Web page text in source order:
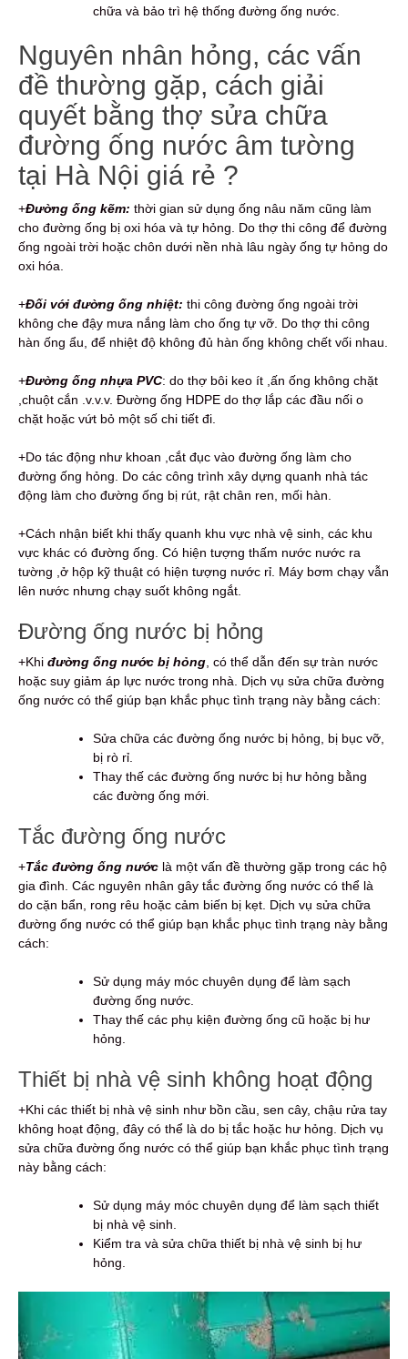
chữa và bảo trì hệ thống đường ống nước.
Nguyên nhân hỏng, các vấn
đề thường gặp, cách giải
quyết bằng thợ sửa chữa
đường ống nước âm tường
tại Hà Nội giá rẻ ?
+Đường ống kẽm: thời gian sử dụng ống nâu năm cũng làm
cho đường ống bị oxi hóa và tự hỏng. Do thợ thi công để đường
ống ngoài trời hoặc chôn dưới nền nhà lâu ngày ống tự hỏng do
oxi hóa.
+Đối với đường ống nhiệt: thi công đường ống ngoài trời
không che đậy mưa nắng làm cho ống tự vỡ. Do thợ thi công
hàn ống ẩu, để nhiệt độ không đủ hàn ống không chết vối nhau.
+Đường ống nhựa PVC: do thợ bôi keo ít ,ấn ống không chặt
,chuột cắn .v.v.v. Đường ống HDPE do thợ lắp các đầu nối o
chặt hoặc vứt bỏ một số chi tiết đi.
+Do tác động như khoan ,cắt đục vào đường ống làm cho
đường ống hỏng. Do các công trình xây dựng quanh nhà tác
động làm cho đường ống bị rút, rật chân ren, mối hàn.
+Cách nhận biết khi thấy quanh khu vực nhà vệ sinh, các khu
vực khác có đường ống. Có hiện tượng thấm nước nước ra
tường ,ở hộp kỹ thuật có hiện tượng nước rỉ. Máy bơm chạy vẫn
lên nước nhưng chạy suốt không ngắt.
Đường ống nước bị hỏng
+Khi đường ống nước bị hỏng , có thể dẫn đến sự tràn nước
hoặc suy giảm áp lực nước trong nhà. Dịch vụ sửa chữa đường
ống nước có thể giúp bạn khắc phục tình trạng này bằng cách:
Sửa chữa các đường ống nước bị hỏng, bị bục vỡ,
bị rò rỉ.
Thay thế các đường ống nước bị hư hỏng bằng
các đường ống mới.
Tắc đường ống nước
+Tắc đường ống nước là một vấn đề thường gặp trong các hộ
gia đình. Các nguyên nhân gây tắc đường ống nước có thể là
do cặn bẩn, rong rêu hoặc cảm biến bị kẹt. Dịch vụ sửa chữa
đường ống nước có thể giúp bạn khắc phục tình trạng này bằng
cách:
Sử dụng máy móc chuyên dụng để làm sạch
đường ống nước.
Thay thế các phụ kiện đường ống cũ hoặc bị hư
hỏng.
Thiết bị nhà vệ sinh không hoạt động
+Khi các thiết bị nhà vệ sinh như bồn cầu, sen cây, chậu rửa tay
không hoạt động, đây có thể là do bị tắc hoặc hư hỏng. Dịch vụ
sửa chữa đường ống nước có thể giúp bạn khắc phục tình trạng
này bằng cách:
Sử dụng máy móc chuyên dụng để làm sạch thiết
bị nhà vệ sinh.
Kiểm tra và sửa chữa thiết bị nhà vệ sinh bị hư
hỏng.